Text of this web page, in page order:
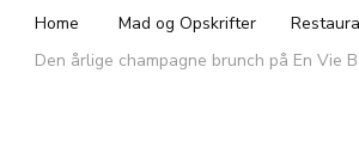
Home Mad og Opskrifter
Den årlige champagne brunch på En Vie